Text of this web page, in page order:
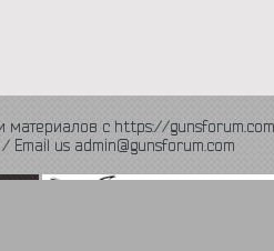
с https://gunsforum.com
Email us admin@gunsforum.com